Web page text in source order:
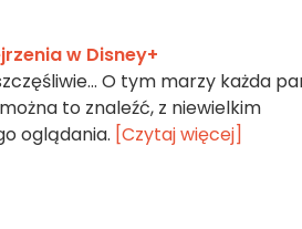
w Disney+
O tym marzy każda
to znaleźć, z niewielkim
oglądania. [Czytaj więcej]